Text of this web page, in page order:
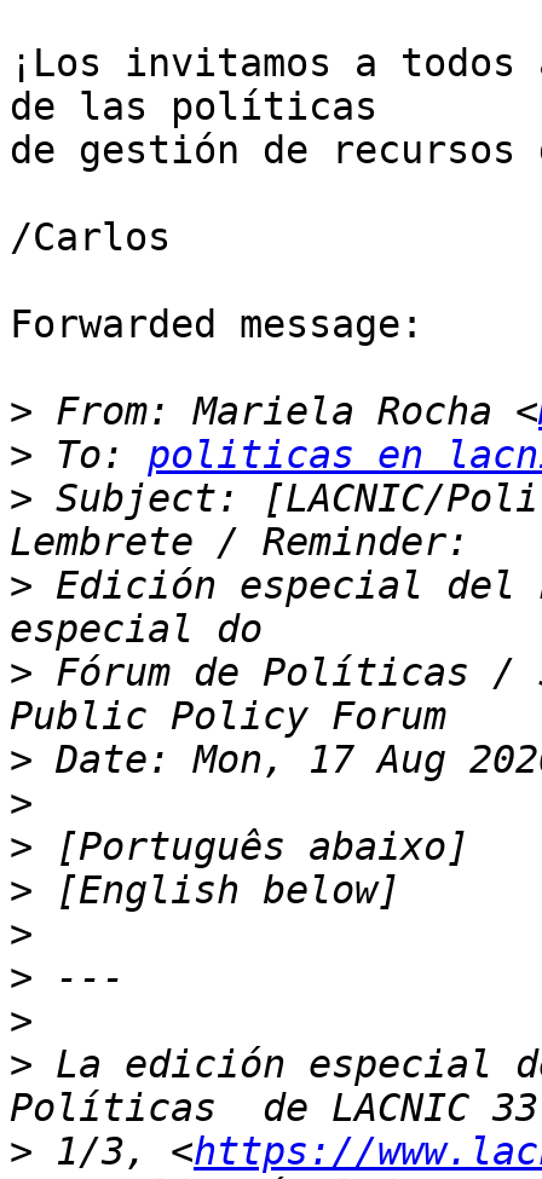
¡Los invitamos a
de las políticas
de gestión de
/Carlos
Forwarded message:
> From: Mariela Rocha <
> To: politicas en
> Subject: [LACNIC/
> Edición especial
> Fórum de Políticas
>
>
>
>
>
>
>
> La edición especial
> 1/3, <https://